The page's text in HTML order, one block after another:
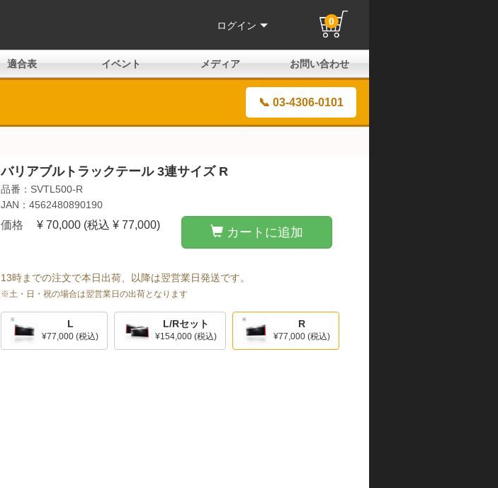
ログイン 0
適合表 イベント メディア お問い合わせ
📞 03-4306-0101
バリアブルトラックテール 3連サイズ R
品番：SVTL500-R
JAN：4562480890190
価格 ¥ 70,000 (税込 ¥ 77,000)
カートに追加
13時までの注文で本日出荷、以降は翌営業日発送です。
※土・日・祝の場合は翌営業日の出荷となります
L
¥77,000 (税込)
L/Rセット
¥154,000 (税込)
R
¥77,000 (税込)